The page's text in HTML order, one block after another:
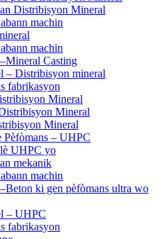
Distribisyon Mineral
machin
machin
Casting
– Distribisyon mineral
fabrikasyon
Mineral
Mineral
Mineral
Pèfòmans – UHPC
UHPC yo
mekanik
machin
ki gen pèfòmans ultra wo
– UHPC
fabrikasyon